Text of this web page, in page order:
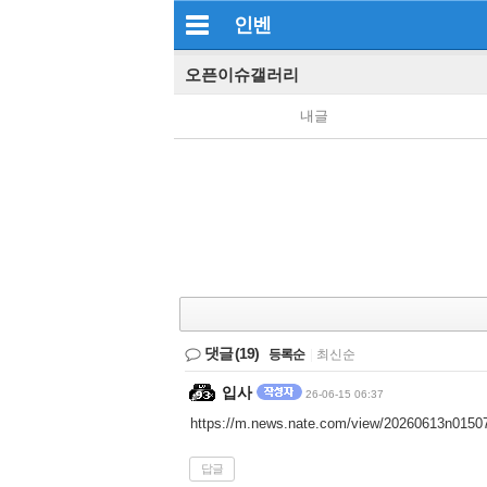
인벤
오픈이슈갤러리
내글
댓글(19) 등록순 최신순
입사 26-06-15 06:37
https://m.news.nate.com/view/
답글